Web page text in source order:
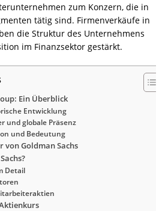
zum Konzern, die in
tätig sind. Firmenverkäufe in
die Struktur des Unternehmens
im Finanzsektor gestärkt.
Ein Überblick
Entwicklung
und globale Präsenz
und Bedeutung
Goldman Sachs
Detail